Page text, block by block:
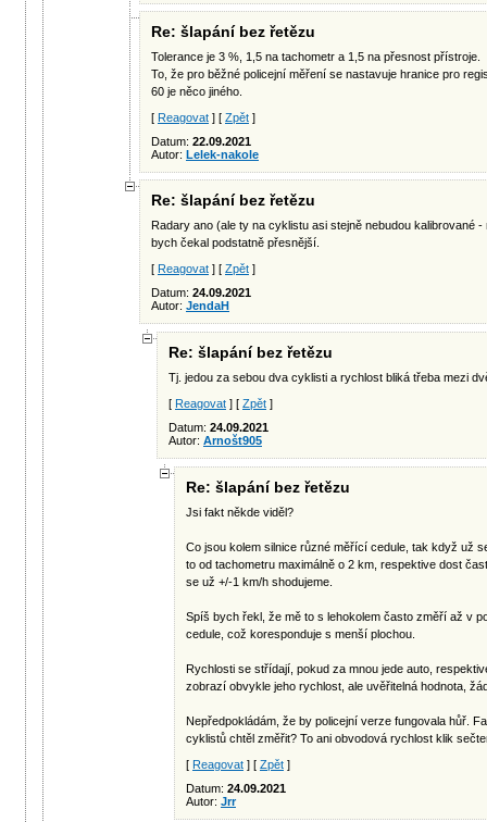
Re: šlapání bez řetězu
Tolerance je 3 %, 1,5 na tachometr a 1,5 na přesnost přístroje.
To, že pro běžné policejní měření se nastavuje hranice pro
60 je něco jiného.
[ Reagovat ] [ Zpět ]
Datum: 22.09.2021
Autor: Lelek-nakole
Re: šlapání bez řetězu
Radary ano (ale ty na cyklistu asi stejně nebudou kalibrované
bych čekal podstatně přesnější.
[ Reagovat ] [ Zpět ]
Datum: 24.09.2021
Autor: JendaH
Re: šlapání bez řetězu
Tj. jedou za sebou dva cyklisti a rychlost bliká třeba mezi
[ Reagovat ] [ Zpět ]
Datum: 24.09.2021
Autor: Arnošt905
Re: šlapání bez řetězu
Jsi fakt někde viděl?
Co jsou kolem silnice různé měřící cedule, tak když už
to od tachometru maximálně o 2 km, respektive dost
se už +/-1 km/h shodujeme.
Spíš bych řekl, že mě to s lehokolem často změří až v
cedule, což koresponduje s menší plochou.
Rychlosti se střídají, pokud za mnou jede auto,
zobrazí obvykle jeho rychlost, ale uvěřitelná hodnota,
Nepředpokládám, že by policejní verze fungovala hůř.
cyklistů chtěl změřit? To ani obvodová rychlost klik
[ Reagovat ] [ Zpět ]
Datum: 24.09.2021
Autor: Jrr